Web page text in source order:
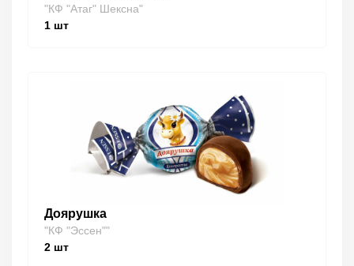
"КФ "Атаг" Шексна"
1 шт
Доярушка
"КФ "Эссен""
2 шт